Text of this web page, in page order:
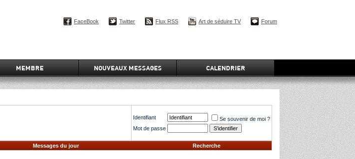
MEMBRE NOUVEAUX MESSAGES CALENDRIER
FaceBook Twitter Flux RSS Art de séduire TV Forum
Identifiant
Se souvenir de moi ?
Mot de passe
Messages du jour Recherche